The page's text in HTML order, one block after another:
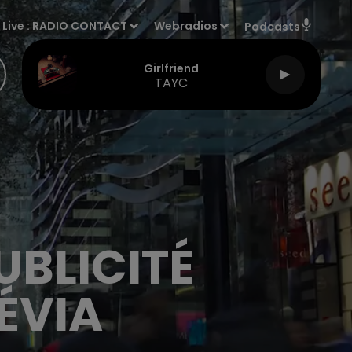
Live : RADIO CONTACT Webradios Podcasts
Girlfriend
TAYC